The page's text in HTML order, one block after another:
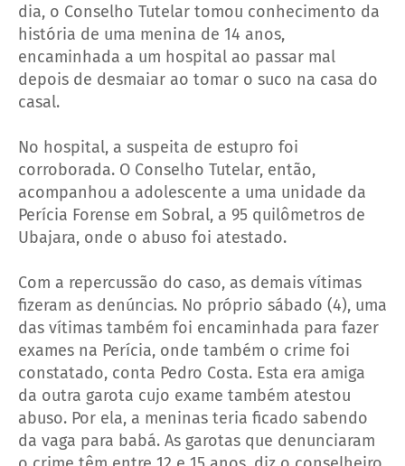
dia, o Conselho Tutelar tomou conhecimento da
história de uma menina de 14 anos,
encaminhada a um hospital ao passar mal
depois de desmaiar ao tomar o suco na casa do
casal.
No hospital, a suspeita de estupro foi
corroborada. O Conselho Tutelar, então,
acompanhou a adolescente a uma unidade da
Perícia Forense em Sobral, a 95 quilômetros de
Ubajara, onde o abuso foi atestado.
Com a repercussão do caso, as demais vítimas
fizeram as denúncias. No próprio sábado (4), uma
das vítimas também foi encaminhada para fazer
exames na Perícia, onde também o crime foi
constatado, conta Pedro Costa. Esta era amiga
da outra garota cujo exame também atestou
abuso. Por ela, a meninas teria ficado sabendo
da vaga para babá. As garotas que denunciaram